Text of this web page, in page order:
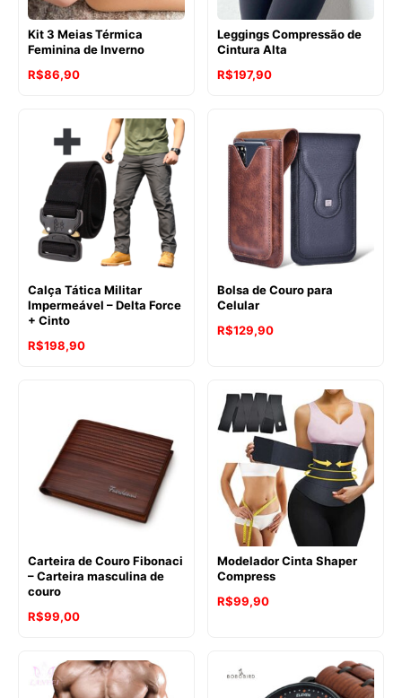
Kit 3 Meias Térmica
Feminina de Inverno
R$86,90
Leggings Compressão de
Cintura Alta
R$197,90
Calça Tática Militar
Impermeável – Delta Force
+ Cinto
R$198,90
Bolsa de Couro para
Celular
R$129,90
Carteira de Couro Fibonaci
– Carteira masculina de
couro
R$99,00
Modelador Cinta Shaper
Compress
R$99,90